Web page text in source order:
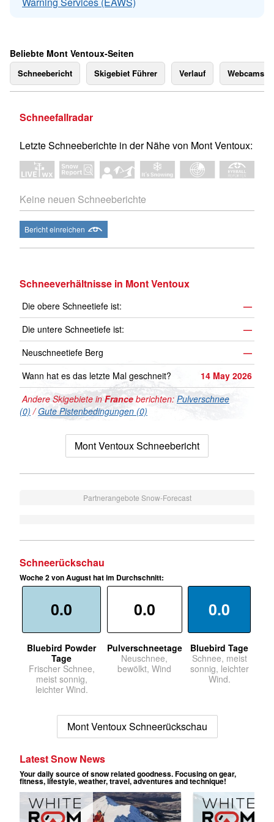
Beliebte Mont Ventoux-Seiten
Schneebericht Skigebiet Führer Verlauf Webcams
Schneefallradar
Letzte Schneeberichte in der Nähe von Mont Ventoux:
Keine neuen Schneeberichte
Bericht einreichen
Schneeverhältnisse in Mont Ventoux
Die obere Schneetiefe ist:
—
Die untere Schneetiefe ist:
—
Neuschneetiefe Berg
—
Wann hat es das letzte Mal geschneit?
14 May 2026
Andere Skigebiete inFrance berichten: Pulverschnee
(0) /Gute Pistenbedingungen (0)
Mont Ventoux Schneebericht
Partnerangebote Snow-Forecast
Schneerückschau
Woche 2 von August hat im Durchschnitt:
0.0
Bluebird Powder
Tage
Frischer Schnee,
meist sonnig,
leichter Wind.
0.0
Pulverschneetage
Neuschnee,
bewölkt, Wind
0.0
Bluebird Tage
Schnee, meist
sonnig, leichter
Wind.
Mont Ventoux Schneerückschau